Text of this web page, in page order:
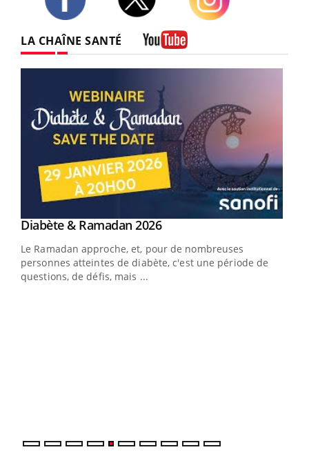
LA CHAÎNE SANTÉ
Youtube
Diabète & Ramadan 2026Youtube
Le Ramadan approche, et, pour de nombreuses
personnes atteintes de diabète, c'est une période de
questions, de défis, mais ...